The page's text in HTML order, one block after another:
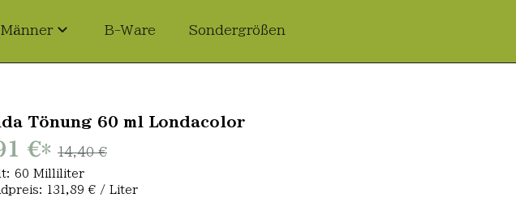
B-Ware Sondergrößen
Tönung 60 ml Londacolor
€* 14,40 €
60 Milliliter
131,89 € / Liter